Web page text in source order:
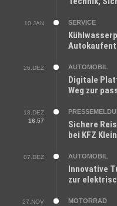
10.JAN SERVICE
26.DEZ AUTOMOBIL
Digitale
Weg zur
18.DEZ
16:57
Sichere
bei KFZ
07.DEZ AUTOMOBIL
Innovative
zur
27.NOV
MOTORRAD